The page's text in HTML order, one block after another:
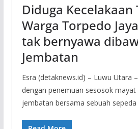
Diduga Kecelakaan
Warga Torpedo
tak bernyawa
Jembatan
Esra (detaknews.id) – Luwu Utara
dengan penemuan sesosok
jembatan bersama sebuah sepeda